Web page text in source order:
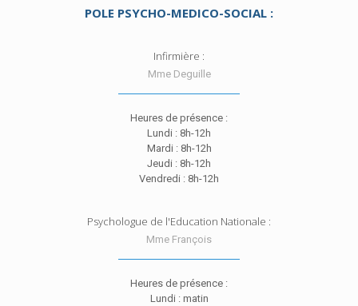
POLE PSYCHO-MEDICO-SOCIAL :
Infirmière :
Mme Deguille
Heures de présence :
Lundi : 8h-12h
Mardi : 8h-12h
Jeudi : 8h-12h
Vendredi : 8h-12h
Psychologue de l'Education Nationale :
Mme François
Heures de présence :
Lundi : matin